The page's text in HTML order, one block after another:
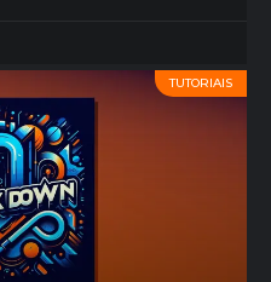
TUTORIAIS